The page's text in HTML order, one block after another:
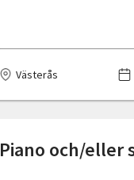
Västerås
Piano och/eller